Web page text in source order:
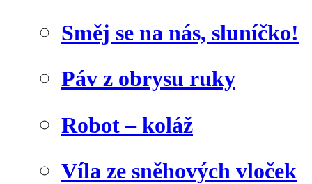
Směj se na nás, sluníčko!
Páv z obrysu ruky
Robot – koláž
Víla ze sněhových vloček